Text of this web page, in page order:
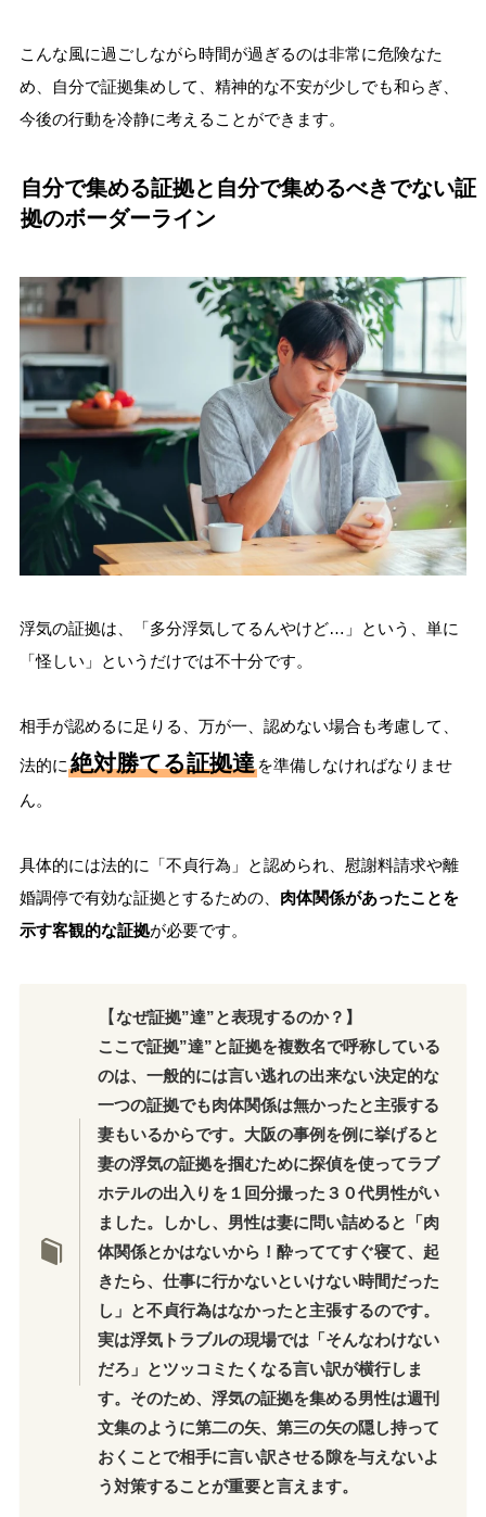
こんな風に過ごしながら時間が過ぎるのは非常に危険なた
め、自分で証拠集めして、精神的な不安が少しでも和らぎ、
今後の行動を冷静に考えることができます。
自分で集める証拠と自分で集めるべきでない証
拠のボーダーライン
浮気の証拠は、「多分浮気してるんやけど…」という、単に
「怪しい」というだけでは不十分です。
相手が認めるに足りる、万が一、認めない場合も考慮して、
法的に 絶対勝てる証拠達を準備しなければなりませ
ん。
具体的には法的に「不貞行為」と認められ、慰謝料請求や離
婚調停で有効な証拠とするための、 肉体関係があったことを
示す客観的な証拠が必要です。
【なぜ証拠”達”と表現するのか？】
ここで証拠”達”と証拠を複数名で呼称している
のは、一般的には言い逃れの出来ない決定的な
一つの証拠でも肉体関係は無かったと主張する
妻もいるからです。大阪の事例を例に挙げると
妻の浮気の証拠を掴むために探偵を使ってラブ
ホテルの出入りを１回分撮った３０代男性がい
ました。しかし、男性は妻に問い詰めると「肉
体関係とかはないから！酔っててすぐ寝て、起
きたら、仕事に行かないといけない時間だった
し」と不貞行為はなかったと主張するのです。
実は浮気トラブルの現場では「そんなわけない
だろ」とツッコミたくなる言い訳が横行しま
す。そのため、浮気の証拠を集める男性は週刊
文集のように第二の矢、第三の矢の隠し持って
おくことで相手に言い訳させる隙を与えないよ
う対策することが重要と言えます。